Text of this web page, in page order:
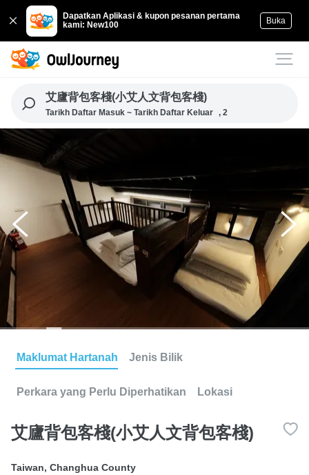
Dapatkan Aplikasi & kupon pesanan pertama
kami: New100
Buka
艾廬背包客棧(小艾人文背包客棧)
Tarikh Daftar Masuk ~ Tarikh Daftar Keluar , 2
Maklumat Hartanah Jenis Bilik
Perkara yang Perlu Diperhatikan Lokasi
艾廬背包客棧(小艾人文背包客棧)
Taiwan, Changhua County